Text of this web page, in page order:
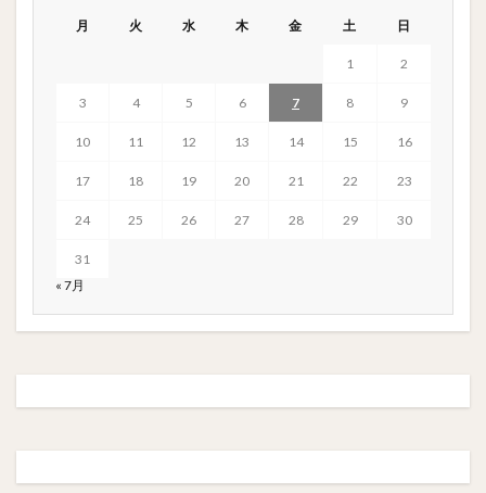
月 火 水 木 金 土 日
1 2
3 4 5 6 7 8 9
10 11 12 13 14 15 16
17 18 19 20 21 22 23
24 25 26 27 28 29 30
31
« 7月